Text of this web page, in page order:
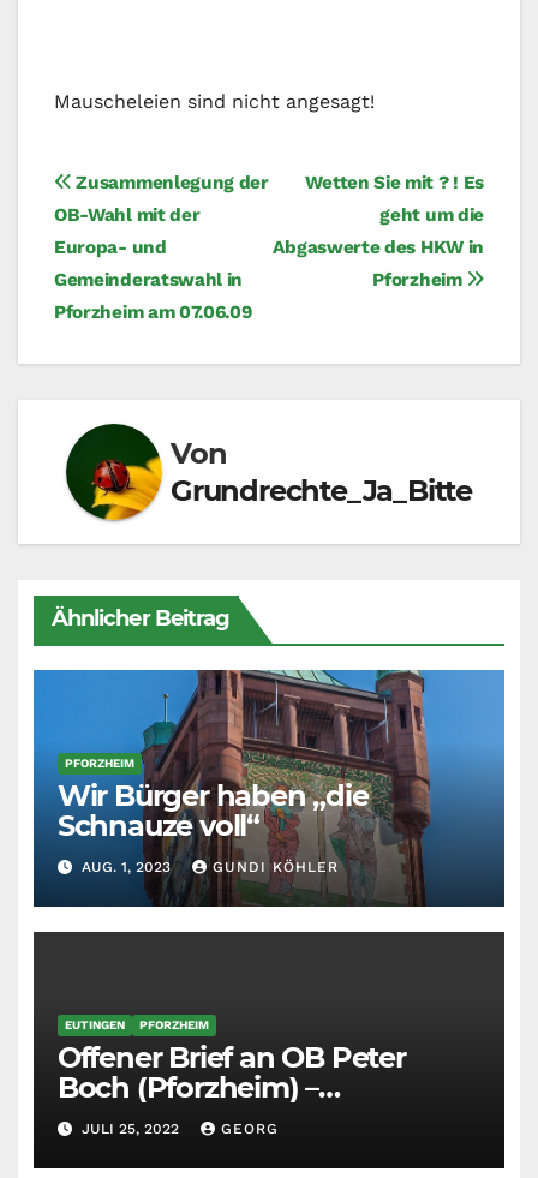
Mauscheleien sind nicht angesagt!
Beitragsnavigation
Wetten Sie mit ? ! Es
geht um die
Abgaswerte des HKW in
Pforzheim
Zusammenlegung der
OB-Wahl mit der
Europa- und
Gemeinderatswahl in
Pforzheim am 07.06.09
Von
Grundrechte_Ja_Bitte
Ähnlicher Beitrag
PFORZHEIM
Wir Bürger haben „die
Schnauze voll“
AUG. 1, 2023 GUNDI KÖHLER
EUTINGEN PFORZHEIM
Offener Brief an OB Peter
Boch (Pforzheim) –
Belästigung und Gestank
durch SWA Südwestasphalt
JULI 25, 2022 GEORG